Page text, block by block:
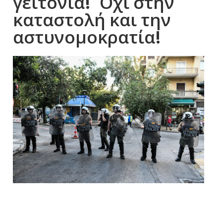
καταστολή και την
αστυνομοκρατία!